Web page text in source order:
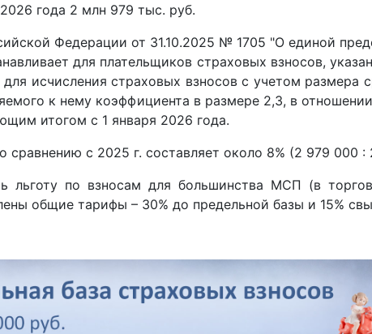
года 2 млн 979 тыс. руб.
Федерации от 31.10.2025 № 1705 "О единой
для плательщиков страховых взносов,
исчисления страховых взносов с учетом размера
к нему коэффициента в размере 2,3, в
итогом с 1 января 2026 года.
с 2025 г. составляет около 8% (2 979 000 :
льготу по взносам для большинства МСП (в
общие тарифы – 30% до предельной базы и 15%